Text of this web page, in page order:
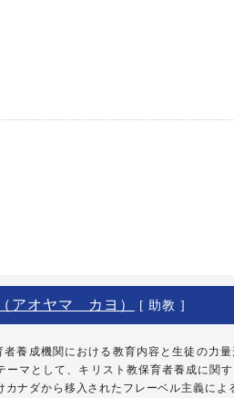
アオヤマ カヨ） [ 助教 ]
者養成機関における教育内容と生徒の力
ーマとして、キリスト教保育者養成に関
カナダから移入されたフレーベル主義によ